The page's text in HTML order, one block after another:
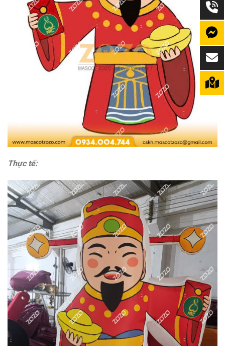
Thực tế: